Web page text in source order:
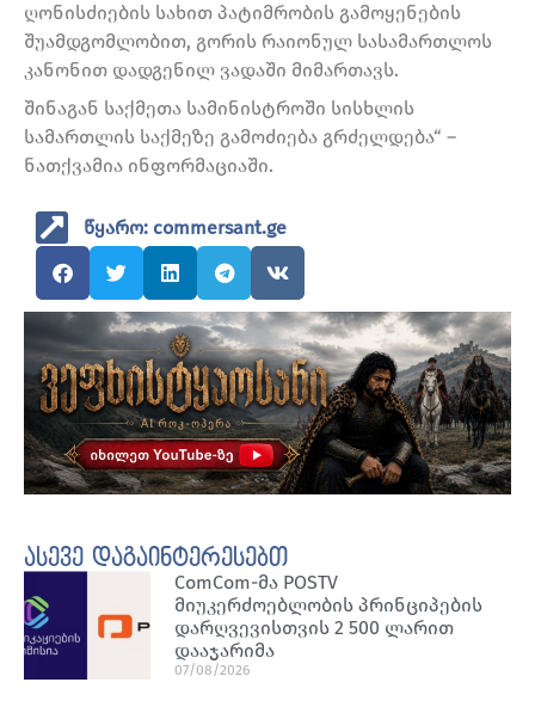
ღონისძიების სახით პატიმრობის გამოყენების
შუამდგომლობით, გორის რაიონულ სასამართლოს
კანონით დადგენილ ვადაში მიმართავს.
შინაგან საქმეთა სამინისტროში სისხლის
სამართლის საქმეზე გამოძიება გრძელდება“ –
ნათქვამია ინფორმაციაში.
წყარო: commersant.ge
ასევე დაგაინტერესებთ
ComCom-მა POSTV
მიუკერძოებლობის პრინციპების
დარღვევისთვის 2 500 ლარით
დააჯარიმა
07/08/2026